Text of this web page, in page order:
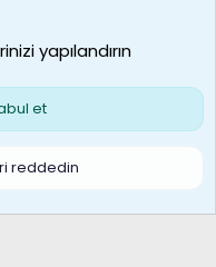
yapılandırın
et
reddedin